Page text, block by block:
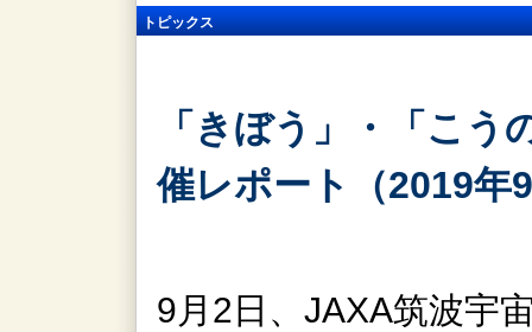
トピックス
「きぼう」・「こう
催レポート（2019年
9月2日、JAXA筑波宇